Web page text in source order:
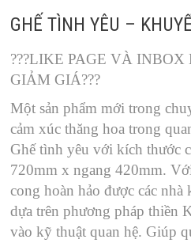
GHẾ TÌNH YÊU –
???LIKE PAGE VÀ INBOX
GIẢM GIÁ???
Một sản phẩm mới trong
cảm xúc thăng hoa trong
Ghế tình yêu với kích thước
720mm x ngang 420mm.
cong hoàn hảo được các
dựa trên phương pháp thiền
vào kỹ thuật quan hệ. Giúp